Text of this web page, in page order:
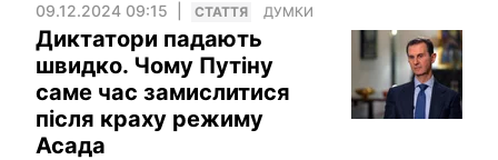
09.12.2024 09:15 СТАТТЯ ДУМКИ
Диктатори падають
швидко. Чому Путіну
саме час замислитися
після краху режиму
Асада